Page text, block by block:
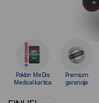
Poklon MeDis
Medical kartica
Premium
garancija